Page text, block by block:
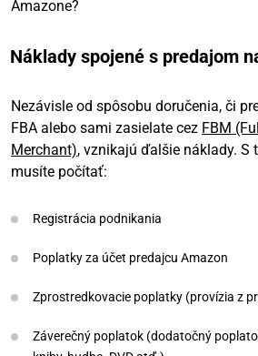
Amazone?
Náklady spojené s predajom
Nezávisle od spôsobu doručenia, či
FBA alebo sami zasielate cez FBM
Merchant), vznikajú ďalšie náklady. S
musíte počítať:
Registrácia podnikania
Poplatky za účet predajcu Amazon
Zprostredkovacie poplatky (provízia z
Záverečný poplatok (dodatočný